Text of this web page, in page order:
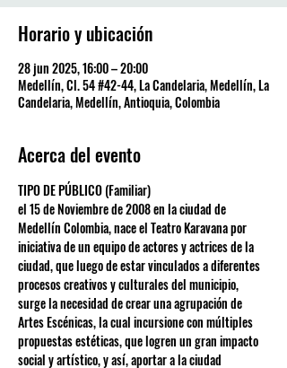
Horario y ubicación
28 jun 2025, 16:00 – 20:00
Medellín, Cl. 54 #42-44, La Candelaria, Medellín, La
Candelaria, Medellín, Antioquia, Colombia
Acerca del evento
TIPO DE PÚBLICO (Familiar)
el 15 de Noviembre de 2008 en la ciudad de
Medellín Colombia, nace el Teatro Karavana por
iniciativa de un equipo de actores y actrices de la
ciudad, que luego de estar vinculados a diferentes
procesos creativos y culturales del municipio,
surge la necesidad de crear una agrupación de
Artes Escénicas, la cual incursione con múltiples
propuestas estéticas, que logren un gran impacto
social y artístico, y así, aportar a la ciudad